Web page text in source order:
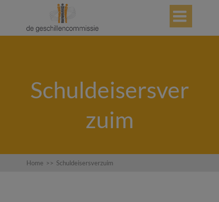

Schuldeisersver
zuim
Home >> Schuldeisersverzuim